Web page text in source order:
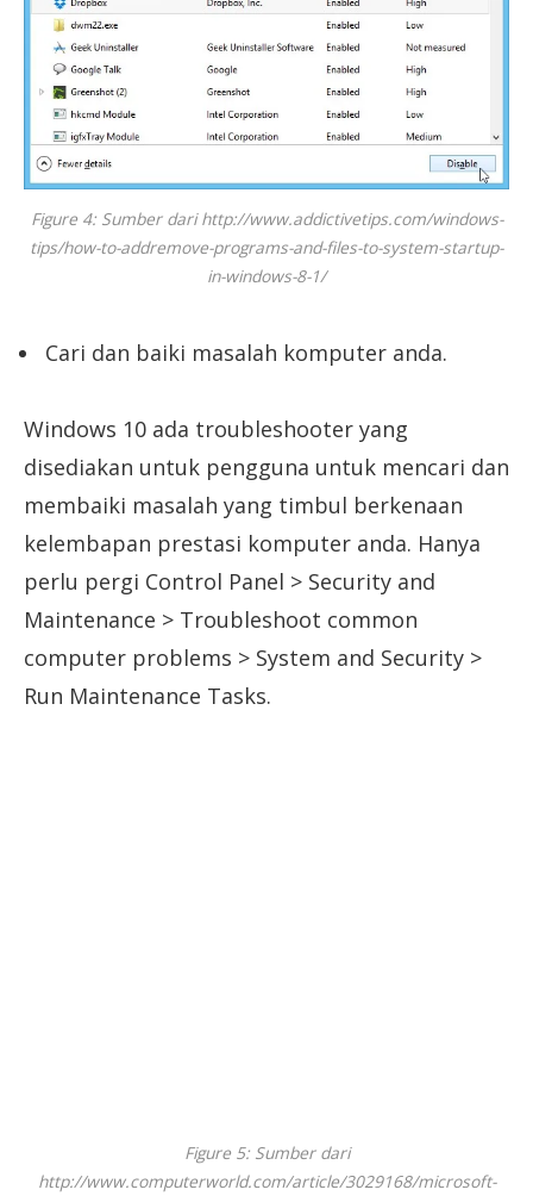
Figure 4: Sumber dari http://www.addictivetips.com/windows-
tips/how-to-addremove-programs-and-files-to-system-startup-
in-windows-8-1/
Cari dan baiki masalah komputer anda.
Windows 10 ada troubleshooter yang
disediakan untuk pengguna untuk mencari dan
membaiki masalah yang timbul berkenaan
kelembapan prestasi komputer anda. Hanya
perlu pergi Control Panel > Security and
Maintenance > Troubleshoot common
computer problems > System and Security >
Run Maintenance Tasks.
Figure 5: Sumber dari
http://www.computerworld.com/article/3029168/microsoft-